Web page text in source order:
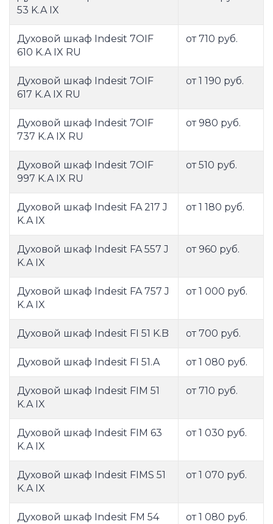
53 K.A IX
Духовой шкаф Indesit 7OIF
610 K.A IX RU
от 710 руб.
Духовой шкаф Indesit 7OIF
617 K.A IX RU
от 1 190 руб.
Духовой шкаф Indesit 7OIF
737 K.A IX RU
от 980 руб.
Духовой шкаф Indesit 7OIF
997 K.A IX RU
от 510 руб.
Духовой шкаф Indesit FA 217 J
K.A IX
от 1 180 руб.
Духовой шкаф Indesit FA 557 J
K.A IX
от 960 руб.
Духовой шкаф Indesit FA 757 J
K.A IX
от 1 000 руб.
Духовой шкаф Indesit FI 51 K.B от 700 руб.
Духовой шкаф Indesit FI 51.A от 1 080 руб.
Духовой шкаф Indesit FIM 51
K.A IX
от 710 руб.
Духовой шкаф Indesit FIM 63
K.A IX
от 1 030 руб.
Духовой шкаф Indesit FIMS 51
K.A IX
от 1 070 руб.
Духовой шкаф Indesit FM 54
от 1 080 руб.